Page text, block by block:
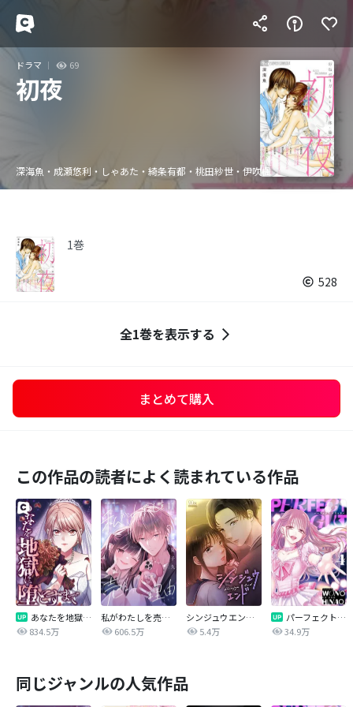
ドラマ 69
初夜
深海魚・成瀬悠利・しゃあた・綺条有都・桃田紗世・伊吹楓
1巻
528
全1巻を表示する
まとめて購入
この作品の読者によく読まれている作品
あなたを地獄に堕とすまで
834.5万
私がわたしを売る理由
606.5万
シンジュウエンド【タテヨミ】
5.4万
パーフェクトグリッター
34.9万
同じジャンルの人気作品